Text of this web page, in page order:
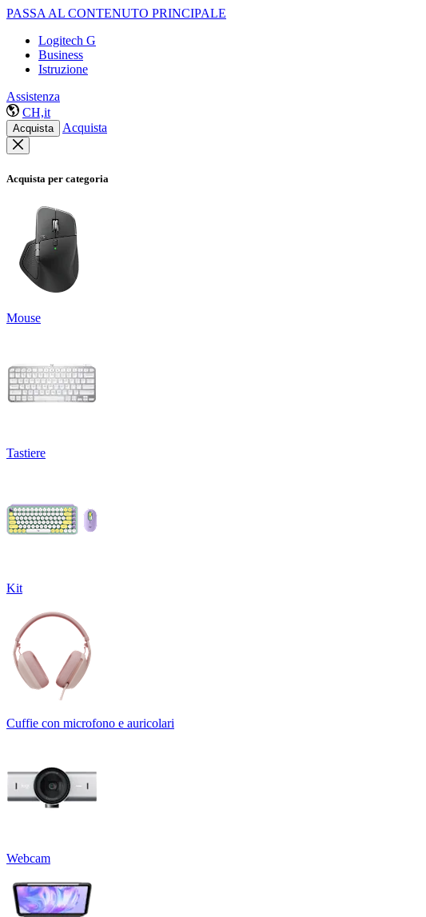
PASSA AL CONTENUTO PRINCIPALE
Logitech G
Business
Istruzione
Assistenza
CH,it
Acquista Acquista
Acquista per categoria
Mouse
Tastiere
Kit
Cuffie con microfono e auricolari
Webcam